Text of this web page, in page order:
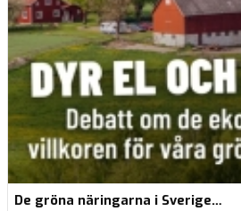
De gröna näringarna i Sverige…